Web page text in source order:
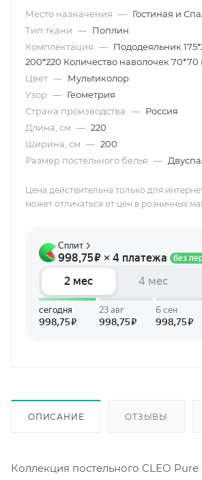
Место назначения — Гостиная и
Тип ткани — Поплин
Комплектация — Пододеяльник
200*220 Количество наволочек 70*70
Цвет — Мультиколор
Узор — Геометрия
Страна производства — Россия
Длина, см — 220
Ширина, см — 200
Размер постельного белья —
Цена действительна только для
может отличаться от цен в розничных
ОПИСАНИЕ ОТЗЫВЫ
Коллекция постельного CLEO